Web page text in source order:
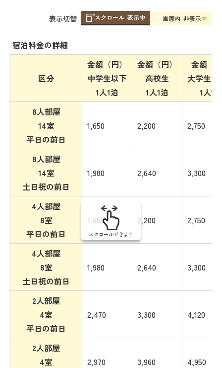
表
み
の
表示切替 スクロール 表示中 画面内 非表示中
宿泊料金の詳細
区分
金額（円）
中学生以下
1人1泊
金額（円）
高校生
1人1泊
金額（
大学生・
1人1泊
8人部屋
14室
平日の前日
1,650 2,200 2,750
8人部屋
14室
土日祝の前日
1,980 2,640 3,300
4人部屋
8室
平日の前日
1,650 2,200 2,750
4人部屋
8室
土日祝の前日
1,980 2,640 3,300
2人部屋
4室
平日の前日
2,470 3,300 4,120
2人部屋
4室
2,970 3,960 4,950
スクロールできます